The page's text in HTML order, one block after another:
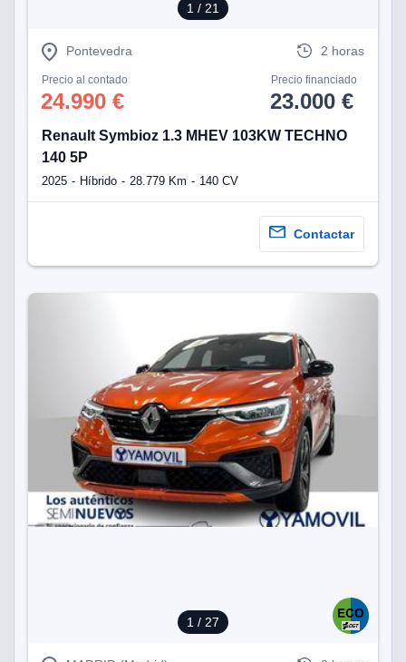
1 / 21
Pontevedra 2 horas
Precio al contado
24.990 €
Precio financiado
23.000 €
Renault Symbioz 1.3 MHEV 103KW TECHNO
140 5P
2025 Híbrido 28.779 Km 140 CV
Contactar
1 / 27